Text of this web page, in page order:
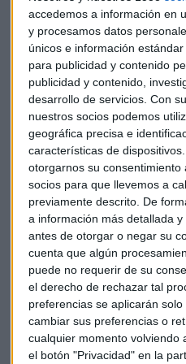
accedemos a información en
y procesamos datos
únicos e información
para publicidad y contenido
publicidad y contenido,
desarrollo de servicios. Con
nuestros socios podemos
geográfica precisa e
características de
otorgarnos su
socios para que llevemos a
previamente descrito. De
a información más detallada
antes de otorgar o negar su
cuenta que algún
puede no requerir de su
el derecho de rechazar tal
preferencias se aplicarán
cambiar sus preferencias o
cualquier momento volviendo
el botón "Privacidad" en la
límite de que hablamos de
La situación de los
algunas entidades, una vez
aproximan para llegar a un
En Europa no se crean que
respuesta del Tribunal en
En todo caso, hoy día la
entre que te devuelvan todo
cláusulas declaradas
En conclusión, la diferencia
es importante, el impacto en
notar y por el camino todavía
se arrancan a exigir las
ofertas de los despachos de